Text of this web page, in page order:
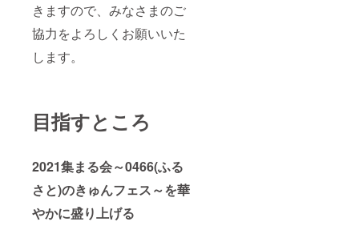
きますので、みなさまのご
協力をよろしくお願いいた
します。
目指すところ
2021集まる会～0466(ふる
さと)のきゅんフェス～を華
やかに盛り上げる